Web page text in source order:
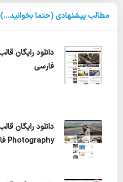
مطالب پیشنهادی (حتما بخوانید...)
فارسی
Photography فارسی